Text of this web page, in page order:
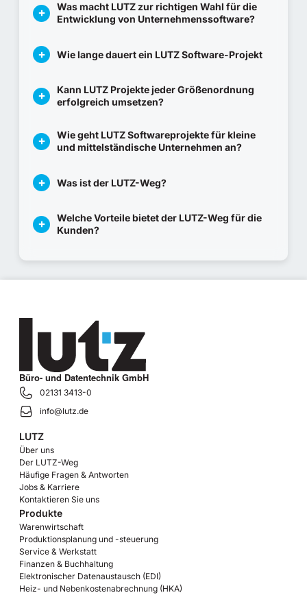
Was macht LUTZ zur richtigen Wahl für die
Entwicklung von Unternehmenssoftware?
Wie lange dauert ein LUTZ Software-Projekt
Kann LUTZ Projekte jeder Größenordnung
erfolgreich umsetzen?
Wie geht LUTZ Softwareprojekte für kleine
und mittelständische Unternehmen an?
Was ist der LUTZ-Weg?
Welche Vorteile bietet der LUTZ-Weg für die
Kunden?
Büro- und Datentechnik GmbH
02131 3413-0
info@lutz.de
LUTZ
Über uns
Der LUTZ-Weg
Häufige Fragen & Antworten
Jobs & Karriere
Kontaktieren Sie uns
Produkte
Warenwirtschaft
Produktionsplanung und -steuerung
Service & Werkstatt
Finanzen & Buchhaltung
Elektronischer Datenaustausch (EDI)
Heiz- und Nebenkostenabrechnung (HKA)